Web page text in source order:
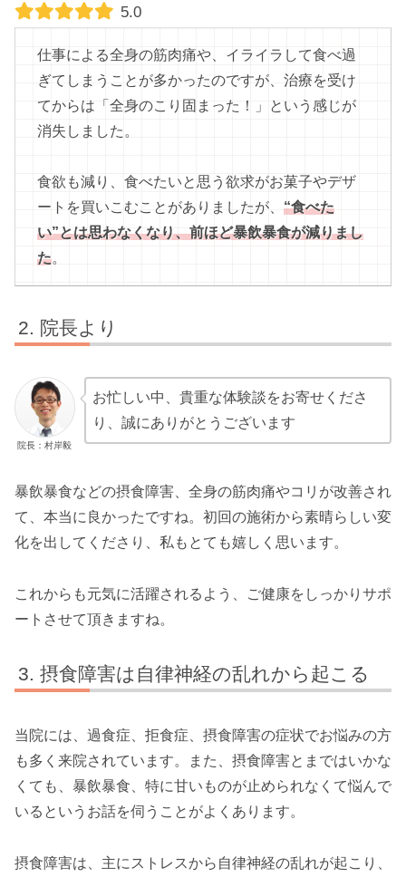
5.0
仕事による全身の筋肉痛や、イライラして食べ過
ぎてしまうことが多かったのですが、治療を受け
てからは「全身のこり固まった！」という感じが
消失しました。
食欲も減り、食べたいと思う欲求がお菓子やデザ
ートを買いこむことがありましたが、 “食べた
い”とは思わなくなり、前ほど暴飲暴食が減りまし
た。
院長より
院長：村岸毅
お忙しい中、貴重な体験談をお寄せくださ
り、誠にありがとうございます
暴飲暴食などの摂食障害、全身の筋肉痛やコリが改善され
て、本当に良かったですね。初回の施術から素晴らしい変
化を出してくださり、私もとても嬉しく思います。
これからも元気に活躍されるよう、ご健康をしっかりサポ
ートさせて頂きますね。
摂食障害は自律神経の乱れから起こる
当院には、過食症、拒食症、摂食障害の症状でお悩みの方
も多く来院されています。また、摂食障害とまではいかな
くても、暴飲暴食、特に甘いものが止められなくて悩んで
いるというお話を伺うことがよくあります。
摂食障害は、主にストレスから自律神経の乱れが起こり、